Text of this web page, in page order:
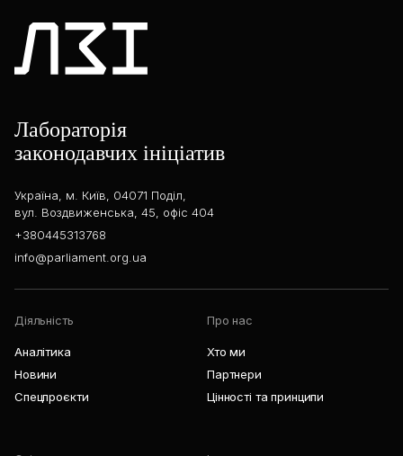
Лабораторія
законодавчих ініціатив
Україна, м. Київ, 04071 Поділ,
вул. Воздвиженська, 45, офіс 404
+380445313768
info@parliament.org.ua
Діяльність
Аналітика
Новини
Спецпроєкти
Про нас
Хто ми
Партнери
Цінності та принципи